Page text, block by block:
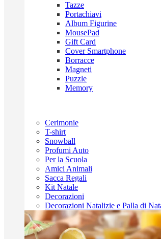
Tazze
Portachiavi
Album Figurine
MousePad
Gift Card
Cover Smartphone
Borracce
Magneti
Puzzle
Memory
Cerimonie
T-shirt
Snowball
Profumi Auto
Per la Scuola
Amici Animali
Sacca Regali
Kit Natale
Decorazioni
Decorazioni Natalizie e Palla di